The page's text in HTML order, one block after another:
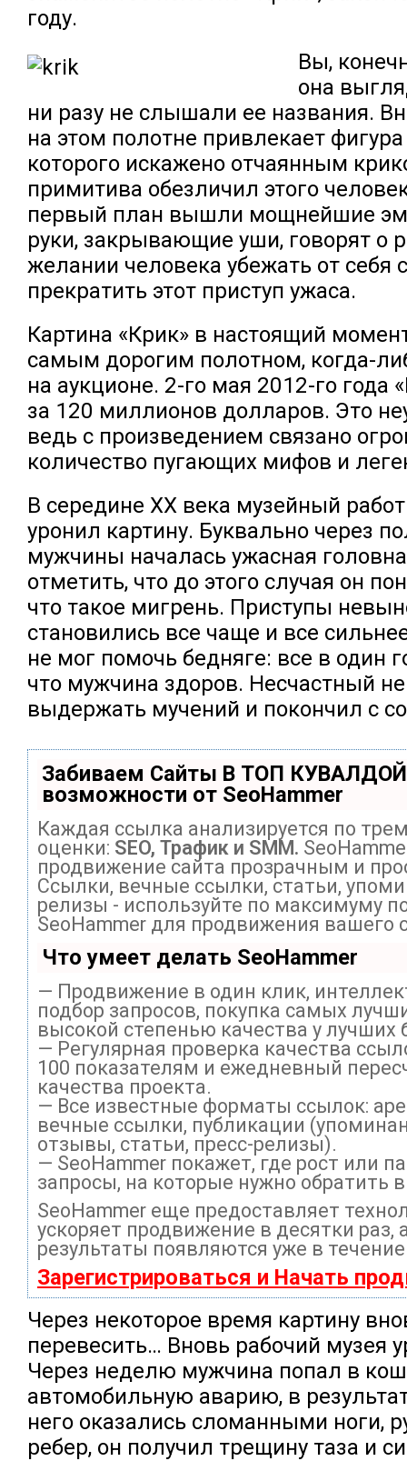
году.
Вы,
она
ни разу не слышали ее названия.
на этом полотне привлекает
которого искажено отчаянным
примитива обезличил этого
первый план вышли мощнейшие
руки, закрывающие уши, говорят о
желании человека убежать от себя
прекратить этот приступ ужаса.
Картина «Крик» в настоящий
самым дорогим полотном, когда-
на аукционе. 2-го мая 2012-го года
за 120 миллионов долларов. Это
ведь с произведением связано
количество пугающих мифов и
В середине XX века музейный
уронил картину. Буквально через
мужчины началась ужасная
отметить, что до этого случая он
что такое мигрень. Приступы
становились все чаще и все
не мог помочь бедняге: все в один
что мужчина здоров. Несчастный
выдержать мучений и покончил с
Забиваем Сайты В ТОП
возможности от SeoHammer
Каждая ссылка анализируется по
оценки: SEO, Трафик и SMM.
продвижение сайта прозрачным и
Ссылки, вечные ссылки, статьи,
релизы - используйте по максимуму
SeoHammer для продвижения вашего
Что умеет делать SeoHammer
— Продвижение в один клик,
подбор запросов, покупка самых
высокой степенью качества у лучших
— Регулярная проверка качества
100 показателям и ежедневный
качества проекта.
— Все известные форматы ссылок:
вечные ссылки, публикации
отзывы, статьи, пресс-релизы).
— SeoHammer покажет, где рост или
запросы, на которые нужно обратить
SeoHammer еще предоставляет
ускоряет продвижение в десятки раз,
результаты появляются уже в
Зарегистрироваться и Начать
Через некоторое время картину
перевесить… Вновь рабочий музея
Через неделю мужчина попал в
автомобильную аварию, в
него оказались сломанными ноги,
ребер, он получил трещину таза и